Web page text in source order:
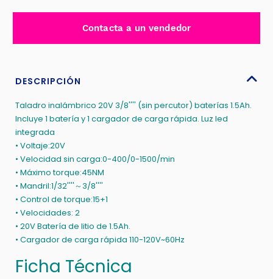
Contacta a un vendedor
DESCRIPCIÓN
Taladro inalámbrico 20V 3/8'''' (sin percutor) baterías 1.5Ah.
Incluye 1 batería y 1 cargador de carga rápida. Luz led
integrada
• Voltaje:20V
• Velocidad sin carga:0-400/0-1500/min
• Máximo torque:45NM
• Mandril:1/32''''～3/8''''
• Control de torque:15+1
• Velocidades: 2
• 20V Batería de litio de 1.5Ah.
• Cargador de carga rápida 110-120V~60Hz
Ficha Técnica